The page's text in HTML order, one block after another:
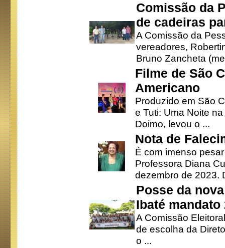
Comissão da
de cadeiras
A Comissão da
vereadores,
Bruno Zancheta
Filme de São
Americano
Produzido em São
e Tuti: Uma Noite
Doimo, levou o ...
Nota de
É com imenso
Professora Diana
dezembro de 2023.
Posse da
Ibaté mandato
A Comissão
de escolha da
o ...